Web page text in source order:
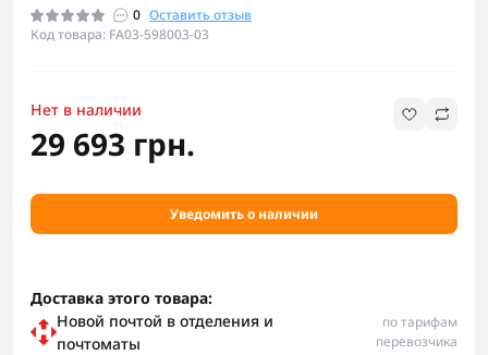
0 Оставить отзыв
Код товара: FA03-598003-03
Нет в наличии
29 693 грн.
Уведомить о наличии
Доставка этого товара:
Новой почтой в отделения и
почтоматы
по тарифам
перевозчика